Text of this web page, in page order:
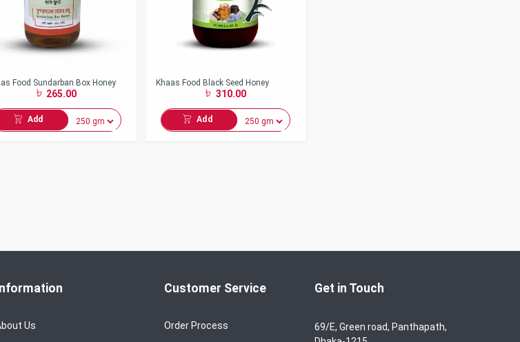
Food Sundarban Box Honey
265.00
Add
Khaas Food Black Seed Honey
310.00
Add
Information
Us
Customer Service
Order Process
Get in Touch
69/E, Green road, Panthapath,